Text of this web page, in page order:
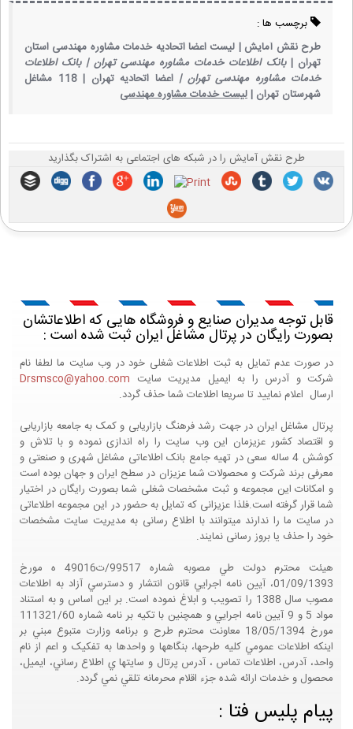
برچسب ها :
طرح نقش آمایش | لیست اعضا اتحادیه خدمات مشاوره مهندسی استان
تهران | بانک اطلاعات خدمات مشاوره مهندسی تهران | بانک اطلاعات
خدمات مشاوره مهندسی تهران | اعضا اتحادیه تهران |
118 مشاغل
شهرستان تهران |لیست خدمات مشاوره مهندسی
طرح نقش آمایش را در شبکه های اجتماعی به اشتراک بگذارید
قابل توجه مدیران صنایع و فروشگاه هایی که اطلاعاتشان
بصورت رایگان در پرتال مشاغل ایران ثبت شده است :
در صورت عدم تمایل به ثبت اطلاعات شغلی خود در وب سایت ما لطفا نام
شرکت و آدرس را به ایمیل مدیریت سایت Drsmsco@yahoo.com
ارسال اعلام نمایید تا سریعا اطلاعات شما حذف گردد.
پرتال مشاغل ایران در جهت رشد فرهنگ بازاریابی و کمک به جامعه بازاریابی
و اقتصاد کشور عزیزمان این وب سایت را راه اندازی نموده و با تلاش و
کوشش 4 ساله سعی در تهیه جامع بانک اطلاعاتی مشاغل شهری و صنعتی و
معرفی برند شرکت و محصولات شما عزیزان در سطح ایران و جهان بوده است
و امکانات این مجموعه و ثبت مشخصات شغلی شما بصورت رایگان در اختیار
شما قرار گرفته است.فلذا عزیزانی که تمایل به حضور در این مجموعه اطلاعاتی
در سایت ما را ندارند میتوانند با اطلاع رسانی به مدیریت سایت مشخصات
خود را حذف یا بروز رسانی نمایند.
هيئت محترم دولت طي مصوبه شماره 99517/ت49016 ه مورخ
01/09/1393، آيين نامه اجرايي قانون انتشار و دسترسي آزاد به اطلاعات
مصوب سال 1388 را تصويب و ابلاغ نموده است. بر اين اساس و به استناد
مواد 5 و 9 آيين نامه اجرايي و همچنين با تکيه بر نامه شماره 111321/60
مورخ 18/05/1394 معاونت محترم طرح و برنامه وزارت متبوع مبني بر
اينکه اطلاعات عمومي کليه طرحها، بنگاهها و واحدها به تفکيک و اعم از نام
واحد، آدرس، اطلاعات تماس ، آدرس پرتال و سايتها ي اطلاع رساني، ايميل،
محصول و خدمات ارائه شده جزء اقلام محرمانه تلقي نمي گردد.
پیام پلیس فتا :